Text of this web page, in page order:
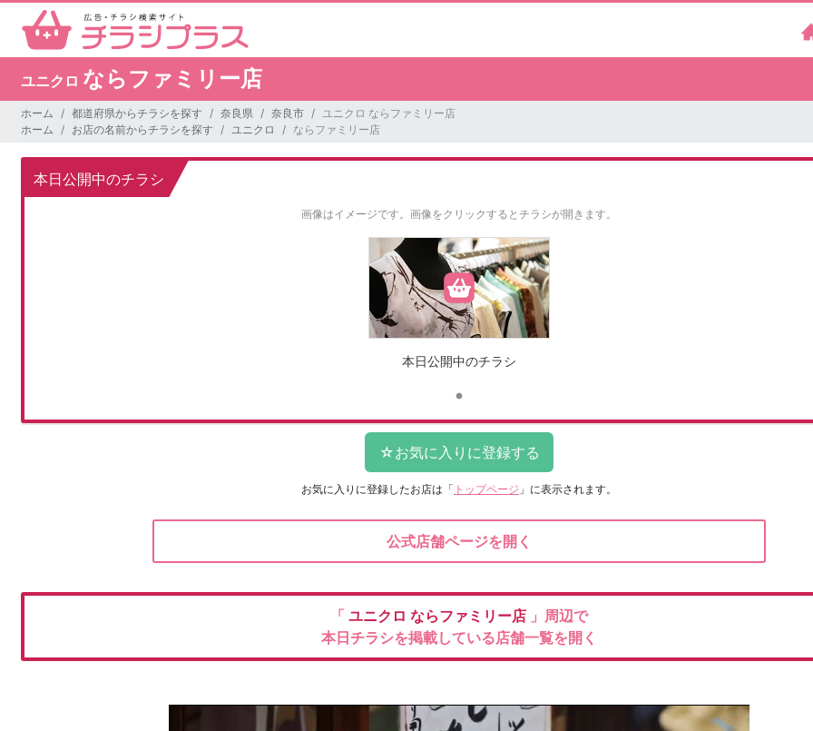
ユニクロ ならファミリー店
ホーム 都道府県からチラシを探す 奈良県 奈良市
ユニクロ ならファミリー店
ホーム
お店の名前からチラシを探す ユニクロ ならファミリー店
本日公開中のチラシ
画像はイメージです。 画像をクリックするとチラシが開きます。
本日公開中のチラシ
お気に入りに登録したお店は 「 トップページ 」に表示されます。
公式店舗ページを開く
「 ユニクロ ならファミリー店 」周辺で
本日チラシを掲載している店舗一覧を開く